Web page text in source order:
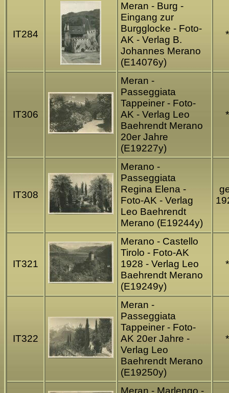
IT284
Meran - Burg -
Eingang zur
Burgglocke - Foto-
AK - Verlag B.
Johannes Merano
(E14076y)
*
IT306
Meran -
Passeggiata
Tappeiner - Foto-
AK - Verlag Leo
Baehrendt Merano
20er Jahre
(E19227y)
*
IT308
Merano -
Passeggiata
Regina Elena -
Foto-AK - Verlag
Leo Baehrendt
Merano (E19244y)
IT321
Merano - Castello
Tirolo - Foto-AK
1928 - Verlag Leo
Baehrendt Merano
(E19249y)
*
IT322
Meran -
Passeggiata
Tappeiner - Foto-
AK 20er Jahre -
Verlag Leo
Baehrendt Merano
(E19250y)
*
Meran - Marlengo -